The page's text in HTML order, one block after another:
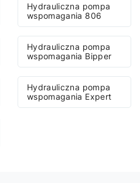
Hydrauliczna pompa
wspomagania 806
Hydrauliczna pompa
wspomagania Bipper
Hydrauliczna pompa
wspomagania Expert